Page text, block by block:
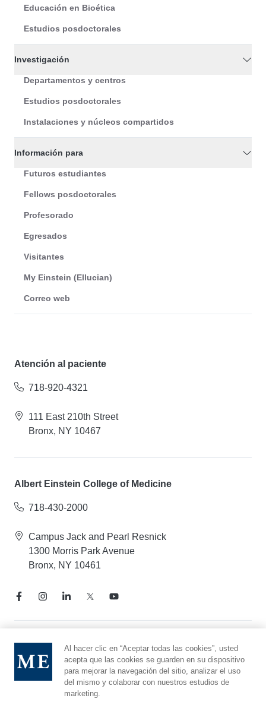
Educación en Bioética
Estudios posdoctorales
Investigación
Departamentos y centros
Estudios posdoctorales
Instalaciones y núcleos compartidos
Información para
Futuros estudiantes
Fellows posdoctorales
Profesorado
Egresados
Visitantes
My Einstein (Ellucian)
Correo web
Atención al paciente
718-920-4321
111 East 210th Street
Bronx, NY 10467
Albert Einstein College of Medicine
718-430-2000
Campus Jack and Pearl Resnick
1300 Morris Park Avenue
Bronx, NY 10461
Aviso de prácticas de privacidad
Línea directa de cumplimiento
Denunciar maltrato
Preferencias de cookies
Al hacer clic en “Aceptar todas las cookies”, usted
acepta que las cookies se guarden en su dispositivo
para mejorar la navegación del sitio, analizar el uso
del mismo y colaborar con nuestros estudios de
marketing.